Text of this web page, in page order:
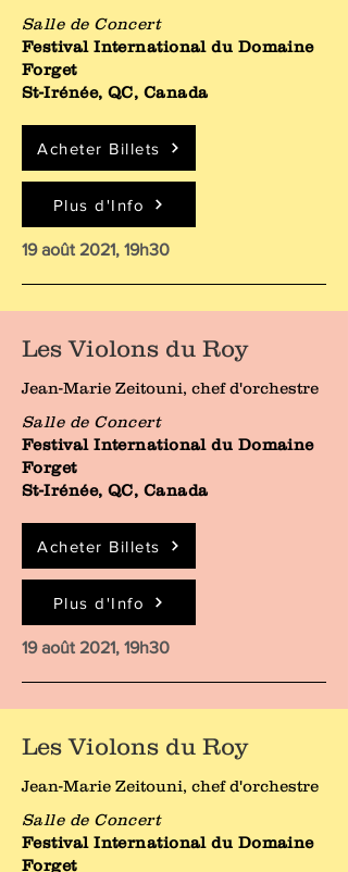
Salle de Concert
Festival International du Domaine
Forget
St-Irénée, QC, Canada
Acheter Billets
Plus d'Info
19 août 2021, 19h30
Les Violons du Roy
Jean-Marie Zeitouni, chef d'orchestre
Salle de Concert
Festival International du Domaine
Forget
St-Irénée, QC, Canada
Acheter Billets
Plus d'Info
19 août 2021, 19h30
Les Violons du Roy
Jean-Marie Zeitouni, chef d'orchestre
Salle de Concert
Festival International du Domaine
Forget